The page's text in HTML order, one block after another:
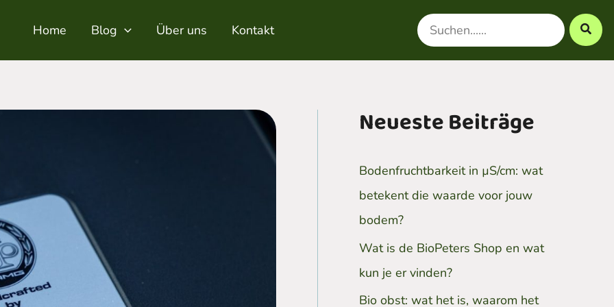
Home Blog Über uns Kontakt
Search
for:
Neueste Beiträge
Bodenfruchtbarkeit in µS/cm: wat
betekent die waarde voor jouw
bodem?
Wat is de BioPeters Shop en wat
kun je er vinden?
Bio obst: wat het is, waarom het